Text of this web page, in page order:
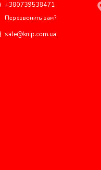
+380739538471
Перезвонить вам?
sale@knip.com.ua